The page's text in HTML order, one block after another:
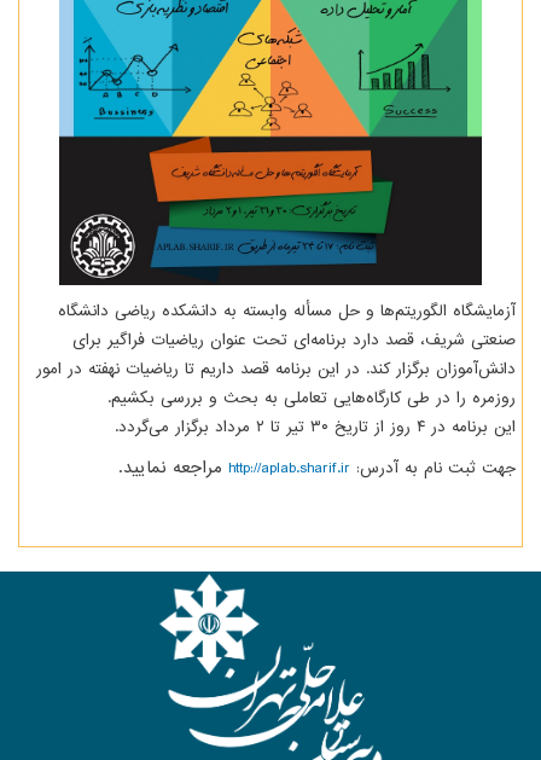
آزمایشگاه الگوریتم‌ها و حل مسأله وابسته به دانشکده ریاضی دانشگاه
صنعتی شریف، قصد دارد برنامه‌ای تحت عنوان ریاضیات فراگیر برای
دانش‌آموزان برگزار کند. در این برنامه قصد داریم تا ریاضیات نهفته در امور
روزمره‌ را در طی کارگاه‌هایی تعاملی به بحث و بررسی بکشیم.
این برنامه در ۴ روز از تاریخ ۳۰ تیر تا ۲ مرداد برگزار می‌گردد.
جهت ثبت نام به آدرس: http://aplab.sharif.ir مراجعه نمایید.